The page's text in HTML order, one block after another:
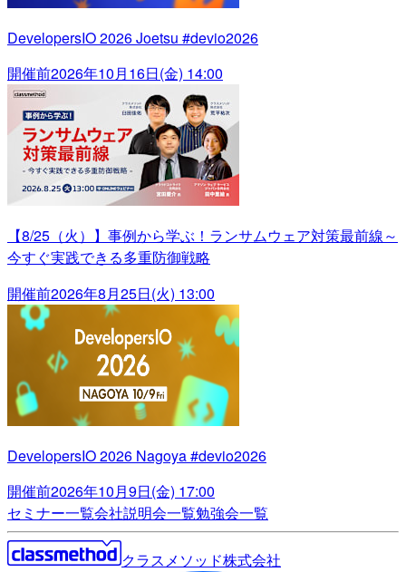
DevelopersIO 2026 Joetsu #devio2026
開催前2026年10月16日(金) 14:00
【8/25（火）】事例から学ぶ！ランサムウェア対策最前線～
今すぐ実践できる多重防御戦略
開催前2026年8月25日(火) 13:00
DevelopersIO 2026 Nagoya #devio2026
開催前2026年10月9日(金) 17:00
セミナー一覧会社説明会一覧勉強会一覧
クラスメソッド株式会社